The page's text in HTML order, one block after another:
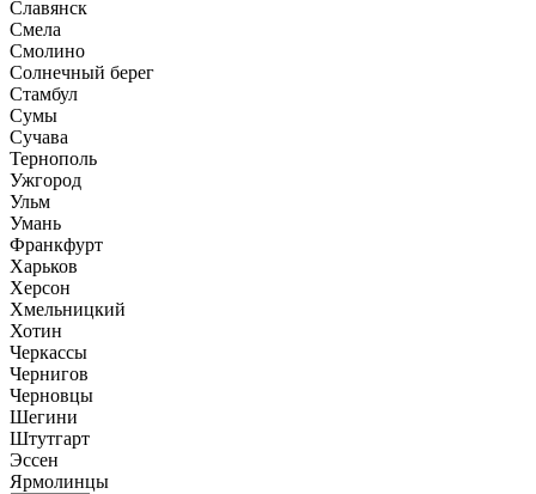
Славянск
Смела
Смолино
Солнечный берег
Стамбул
Сумы
Сучава
Тернополь
Ужгород
Ульм
Умань
Франкфурт
Харьков
Херсон
Хмельницкий
Хотин
Черкассы
Чернигов
Черновцы
Шегини
Штутгарт
Эссен
Ярмолинцы